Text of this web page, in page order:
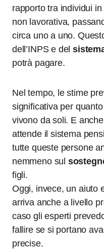
rapporto tra individui
non lavorativa,
circa uno a uno.
dell’INPS e del
potrà pagare.
Nel tempo, le stime
significativa per
vivono da soli. E
attende il sistema
tutte queste persone
nemmeno sul
figli.
Oggi, invece, un aiuto
arriva anche a livello
caso gli esperti
fallire se si portano
precise.